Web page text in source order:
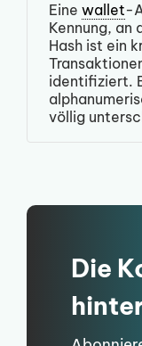
Eine wallet-
Kennung, an
Hash ist ein
identifiziert.
völlig
Die